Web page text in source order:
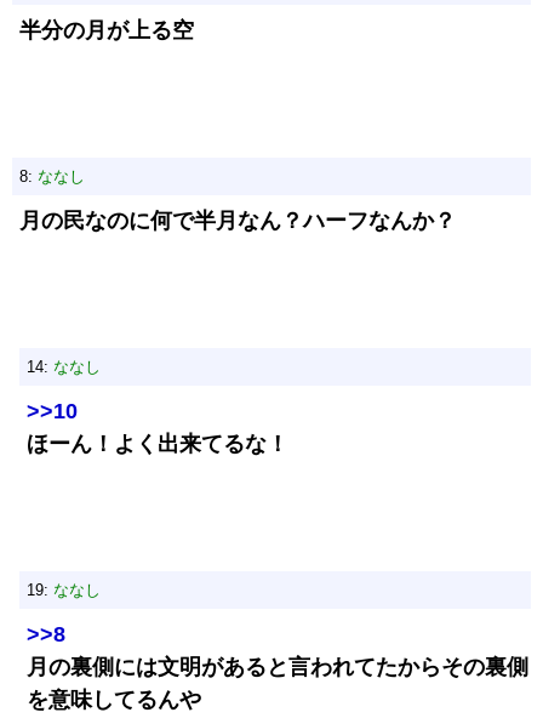
半分の月が上る空
8: ななし
月の民なのに何で半月なん？ハーフなんか？
14: ななし
>>10
ほーん！よく出来てるな！
19: ななし
>>8
月の裏側には文明があると言われてたからその裏側
を意味してるんや